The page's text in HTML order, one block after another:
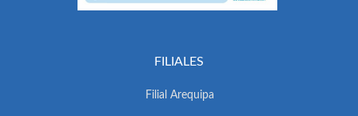
FILIALES
Filial Arequipa